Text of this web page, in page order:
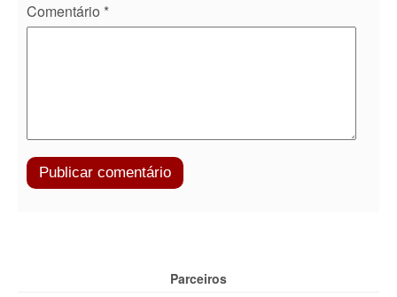
Comentário *
Parceiros